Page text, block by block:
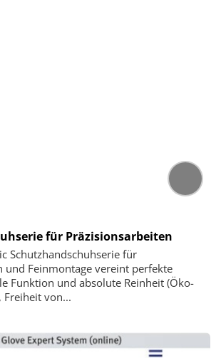
für Präzisionsarbeiten
Schutzhandschuhserie für
und Feinmontage vereint perfekte
Funktion und absolute Reinheit (Öko-
Freiheit von...